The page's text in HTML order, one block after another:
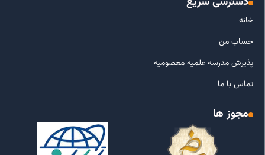
خانه
حساب من
پذیرش مدرسه علمیه معصومیه
تماس با ما
مجوز ها